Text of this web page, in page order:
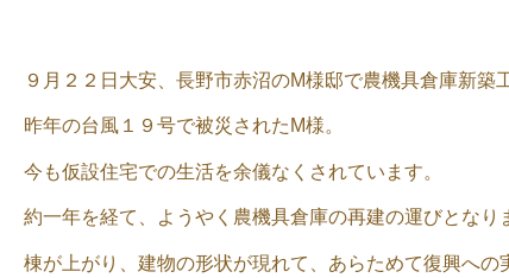
９月２２日大安、長野市赤沼のM様邸で農機具倉庫新築
昨年の台風１９号で被災されたM様。
今も仮設住宅での生活を余儀なくされています。
約一年を経て、ようやく農機具倉庫の再建の運びとなり
棟が上がり、建物の形状が現れて、あらためて復興への